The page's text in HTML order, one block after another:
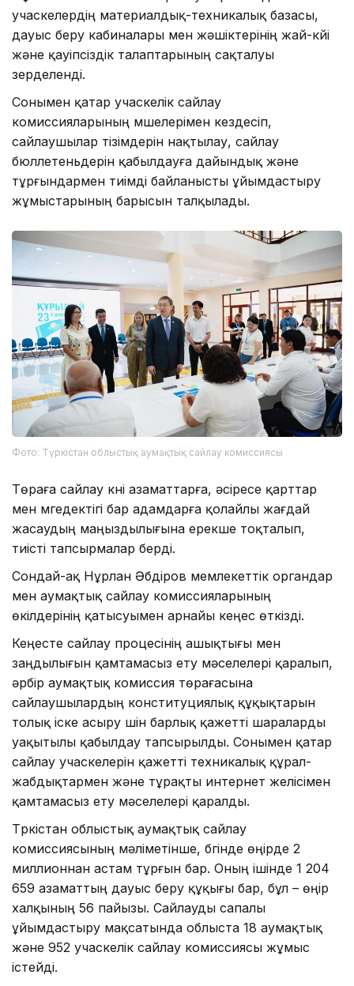
учаскелердің материалдық-техникалық базасы,
дауыс беру кабиналары мен жәшіктерінің жай-күйі
және қауіпсіздік талаптарының сақталуы
зерделенді.
Сонымен қатар учаскелік сайлау
комиссияларының мүшелерімен кездесіп,
сайлаушылар тізімдерін нақтылау, сайлау
бюллетеньдерін қабылдауға дайындық және
тұрғындармен тиімді байланысты ұйымдастыру
жұмыстарының барысын талқылады.
Фото: Түркістан облыстық аумақтық сайлау комиссиясы
Төраға сайлау күні азаматтарға, әсіресе қарттар
мен мүгедектігі бар адамдарға қолайлы жағдай
жасаудың маңыздылығына ерекше тоқталып,
тиісті тапсырмалар берді.
Сондай-ақ Нұрлан Әбдіров мемлекеттік органдар
мен аумақтық сайлау комиссияларының
өкілдерінің қатысуымен арнайы кеңес өткізді.
Кеңесте сайлау процесінің ашықтығы мен
заңдылығын қамтамасыз ету мәселелері қаралып,
әрбір аумақтық комиссия төрағасына
сайлаушылардың конституциялық құқықтарын
толық іске асыру үшін барлық қажетті шараларды
уақытылы қабылдау тапсырылды. Сонымен қатар
сайлау учаскелерін қажетті техникалық құрал-
жабдықтармен және тұрақты интернет желісімен
қамтамасыз ету мәселелері қаралды.
Түркістан облыстық аумақтық сайлау
комиссиясының мәліметінше, бүгінде өңірде 2
миллионнан астам тұрғын бар. Оның ішінде 1 204
659 азаматтың дауыс беру құқығы бар, бұл – өңір
халқының 56 пайызы. Сайлауды сапалы
ұйымдастыру мақсатында облыста 18 аумақтық
және 952 учаскелік сайлау комиссиясы жұмыс
істейді.